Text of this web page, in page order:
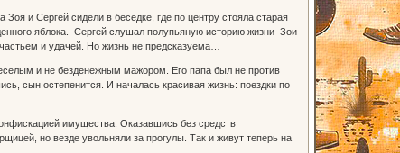
и Сергей сидели в беседке, где по центру стояла старая
яблока. Сергей слушал полупьяную историю жизни Зои
и удачей. Но жизнь не предсказуема…
и не безденежным мажором. Его папа был не против
сын остепенится. И началась красивая жизнь: поездки по
имущества. Оказавшись без средств
но везде увольняли за прогулы. Так и живут теперь на